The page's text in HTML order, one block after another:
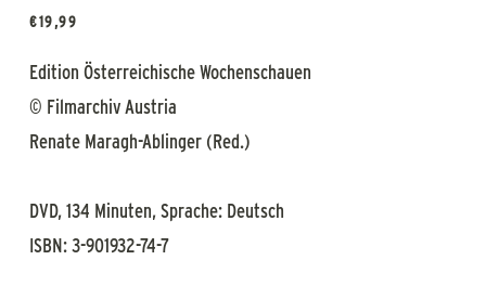
€19,99
Edition Österreichische Wochenschauen
© Filmarchiv Austria
Renate Maragh-Ablinger (Red.)
DVD, 134 Minuten, Sprache: Deutsch
ISBN: 3-901932-74-7